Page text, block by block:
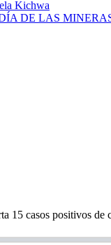
Kichwa
DE LAS